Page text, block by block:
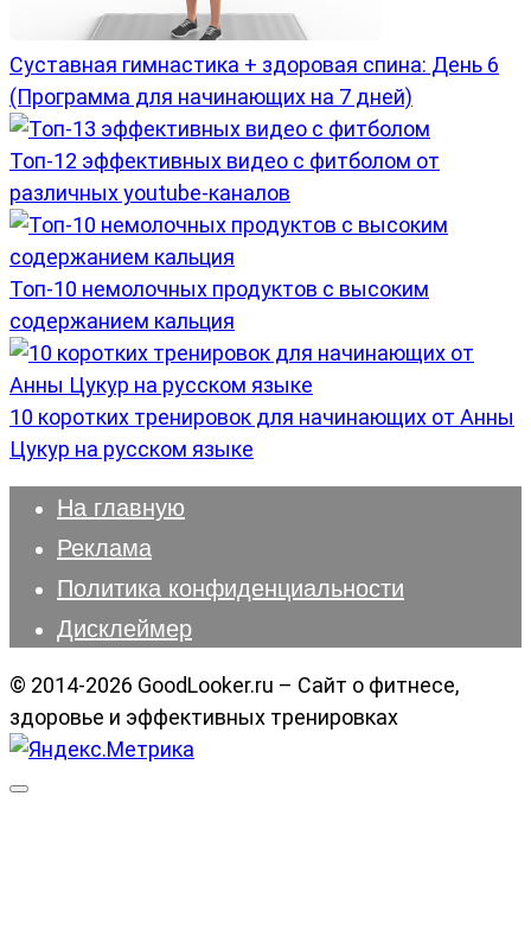
Суставная гимнастика + здоровая спина: День 6
(Программа для начинающих на 7 дней)
Топ-12 эффективных видео с фитболом от
различных youtube-каналов
Топ-10 немолочных продуктов с высоким
содержанием кальция
10 коротких тренировок для начинающих от Анны
Цукур на русском языке
На главную
Реклама
Политика конфиденциальности
Дисклеймер
© 2014-2026 GoodLooker.ru – Сайт о фитнесе,
здоровье и эффективных тренировках